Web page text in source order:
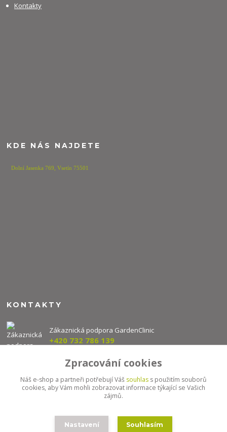
Kontakty
KDE NÁS NAJDETE
Dolní Jasenka 769,Vsetín 75501
KONTAKTY
Zákaznická podpora GardenClinic
+420 732 786 139
info@gardenclinic.cz
Zpracování cookies
Náš e-shop a partneři potřebují Váš souhlas s použitím souborů
cookies, aby Vám mohli zobrazovat informace týkající se Vašich
zájmů.
Nastavení Souhlasím